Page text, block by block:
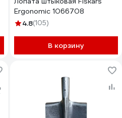
Ergonomic 1066708
4.8(105)
В корзину